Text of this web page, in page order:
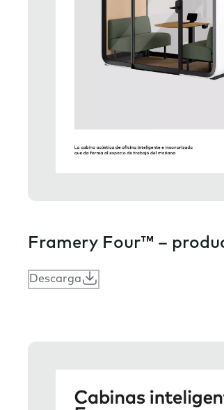
Framery Four™ –
Descarga